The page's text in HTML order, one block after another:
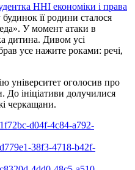
ННІ економіки і права
будинок її родини сталося
У момент атаки в
дитина. Дивом усі
усе нажите роками: речі,
університет оголосив про
До ініціативи долучилися
черкащани.